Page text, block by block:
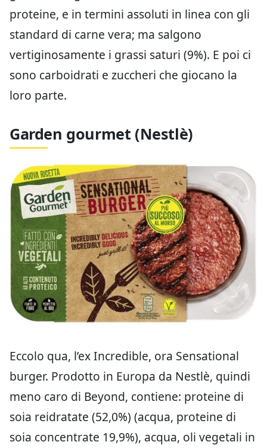
proteine, e in termini assoluti in linea con gli
standard di carne vera; ma salgono
vertiginosamente i grassi saturi (9%). E poi ci
sono carboidrati e zuccheri che giocano la
loro parte.
Garden gourmet (Nestlè)
Eccolo qua, l’ex Incredible, ora Sensational
burger. Prodotto in Europa da Nestlè, quindi
meno caro di Beyond, contiene: proteine di
soia reidratate (52,0%) (acqua, proteine di
soia concentrate 19,9%), acqua, oli vegetali in